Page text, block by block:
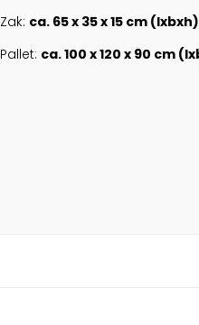
Zak: ca. 65 x 35 x 15 cm (lxbxh)
Pallet: ca. 100 x 120 x 90 cm